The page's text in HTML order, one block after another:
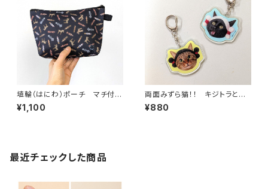
埴輪（はにわ）ポーチ マチ付
き 踊る人々 挂甲の武人 石
人
¥1,100
両面みずら猫！！ キジトラと黒
猫 アクリルキーホルダー
¥880
最近チェックした商品